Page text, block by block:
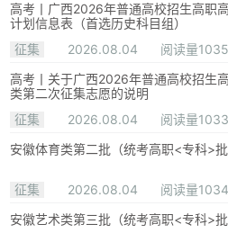
高考丨广西2026年普通高校招生高职
计划信息表（首选历史科目组）
征集
2026.08.04
阅读量1035
高考丨关于广西2026年普通高校招生
类第二次征集志愿的说明
征集
2026.08.04
阅读量1033
安徽体育类第二批（统考高职<专科>
征集 2026.08.04
阅读量1034
安徽艺术类第三批（统考高职<专科>